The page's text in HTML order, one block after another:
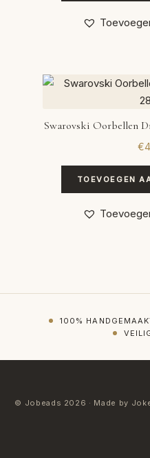
Swarovski Oorbellen
€
TOEVOEGEN
100%
© Jobeads 2026 · Made by